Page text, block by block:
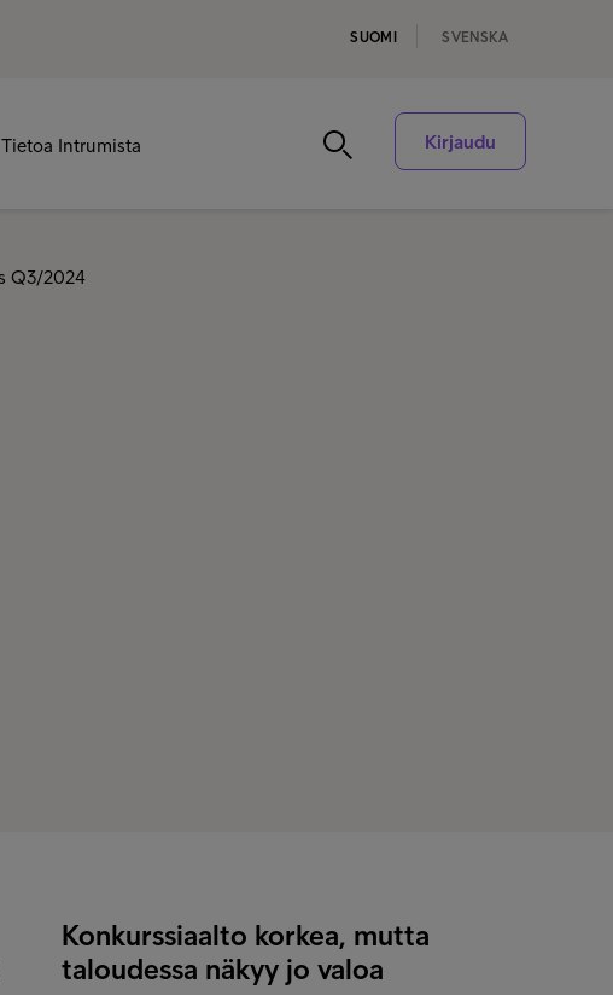
SUOMI SVENSKA
Tietoa Intrumista Kirjaudu
Konkurssiaalto korkea, mutta
taloudessa näkyy jo valoa